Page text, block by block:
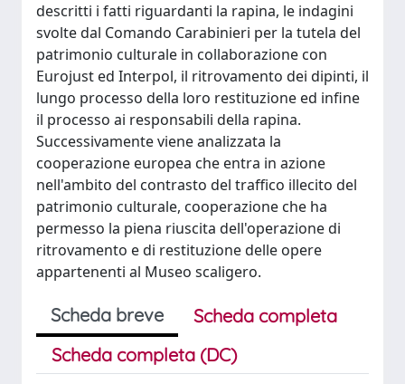
descritti i fatti riguardanti la rapina, le indagini
svolte dal Comando Carabinieri per la tutela del
patrimonio culturale in collaborazione con
Eurojust ed Interpol, il ritrovamento dei dipinti, il
lungo processo della loro restituzione ed infine
il processo ai responsabili della rapina.
Successivamente viene analizzata la
cooperazione europea che entra in azione
nell'ambito del contrasto del traffico illecito del
patrimonio culturale, cooperazione che ha
permesso la piena riuscita dell'operazione di
ritrovamento e di restituzione delle opere
appartenenti al Museo scaligero.
Scheda breve
Scheda completa
Scheda completa (DC)